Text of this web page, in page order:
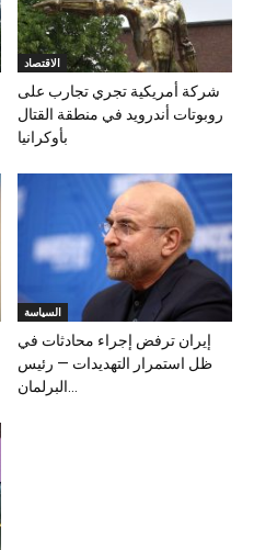
الاقتصاد
شركة أمريكية تجري تجارب على
روبوتات أندرويد في منطقة القتال
بأوكرانيا
السياسة
إيران ترفض إجراء محادثات في
ظل استمرار التهديدات — رئيس